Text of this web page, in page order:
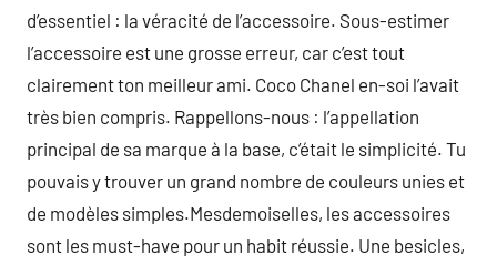
d’essentiel : la véracité de l’accessoire. Sous-estimer
l’accessoire est une grosse erreur, car c’est tout
clairement ton meilleur ami. Coco Chanel en-soi l’avait
très bien compris. Rappellons-nous : l’appellation
principal de sa marque à la base, c’était le simplicité. Tu
pouvais y trouver un grand nombre de couleurs unies et
de modèles simples.Mesdemoiselles, les accessoires
sont les must-have pour un habit réussie. Une besicles,